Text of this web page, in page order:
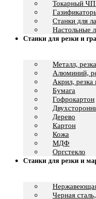
Токарный
Cтанки для
Настольные
Станки для резки и
Металл,
Алюминий,
Акрил, резка
Бумага
Гофрокартон
Дерево
Картон
Кожа
МДФ
Оргстекло
Станки для резки и
Черная